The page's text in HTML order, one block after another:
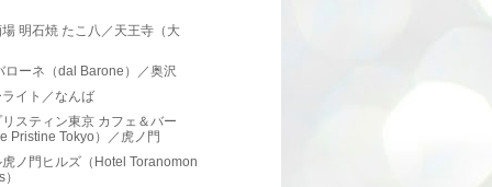
明石焼 たこ八／天王寺（大
ローネ（dal Barone）／奥沢
イト／なんば
スティン東京 カフェ＆バー
Pristine Tokyo）／虎ノ門
ノ門ヒルズ（Hotel Toranomon